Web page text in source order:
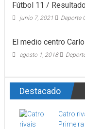
Fútbol 11 /
junio 7, 2021 Deporte
El medio centro
agosto 1, 2018
Destacado
Catro